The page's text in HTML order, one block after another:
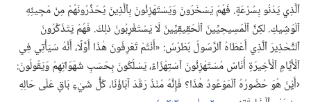
ٱلَّذِي يَدْنُو بِسُرْعَةٍ.‏ فَهُمْ يَسْخَرُونَ وَيَسْتَهْزِئُونَ بِٱلَّذِينَ يُحَذِّرُونَهُمْ مِنْ مَجِيئِهِ
ٱلْوَشِيكِ.‏ لكِنَّ ٱلْمَسِيحِيِّينَ ٱلْحَقِيقِيِّينَ لَا يَسْتَغْرِبُونَ ذلِكَ.‏ فَهُمْ يَتَذَكَّرُونَ
ٱلتَّحْذِيرَ ٱلَّذِي أَعْطَاهُ ٱلرَّسُولُ بُطْرُسُ:‏ «أَنْتُمْ تَعْرِفُونَ هٰذَا أَوَّلًا،‏ أَنَّهُ سَيَأْتِي فِي
ٱلْأَيَّامِ ٱلْأَخِيرَةِ أُنَاسٌ مُسْتَهْزِئُونَ ٱسْتِهْزَاءً،‏ يَسْلُكُونَ بِحَسَبِ شَهَوَاتِهِمْ وَيَقُولُونَ:‏
‹أَيْنَ هُوَ حُضُورُهُ ٱلْمَوْعُودُ هٰذَا؟‏ فَإِنَّهُ مُنْذُ رَقَدَ آبَاؤُنَا،‏ كُلُّ شَيْءٍ بَاقٍ عَلَى حَالِهِ